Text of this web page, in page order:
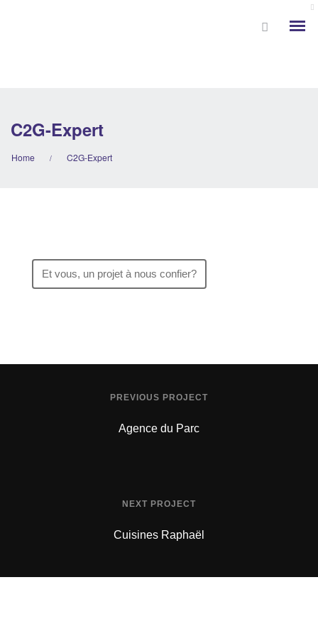
C2G-Expert
Home / C2G-Expert
Et vous, un projet à nous confier?
PREVIOUS PROJECT
Agence du Parc
NEXT PROJECT
Cuisines Raphaël